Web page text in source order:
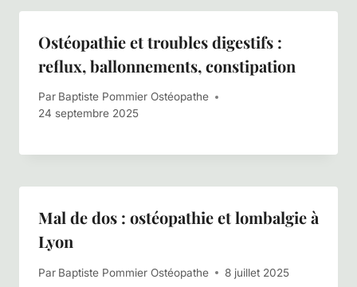
Ostéopathie et troubles digestifs :
reflux, ballonnements, constipation
Par Baptiste Pommier Ostéopathe
24 septembre 2025
Mal de dos : ostéopathie et lombalgie à
Lyon
Par Baptiste Pommier Ostéopathe 8 juillet 2025